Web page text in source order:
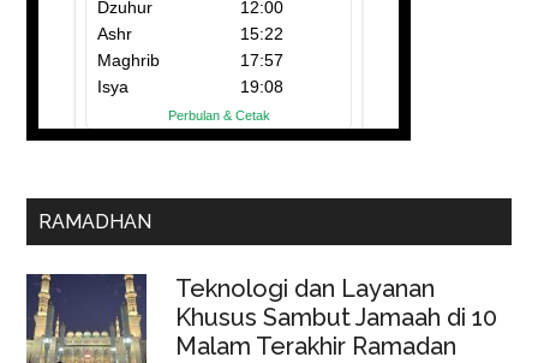
RAMADHAN
Teknologi dan Layanan
Khusus Sambut Jamaah di 10
Malam Terakhir Ramadan